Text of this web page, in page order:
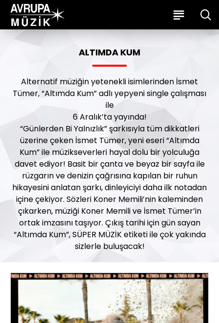
ALTIMDA KUM
Alternatif müziğin yetenekli isimlerinden İsmet
Tümer, “Altımda Kum” adlı yepyeni single çalışması
ile
6 Aralık’ta yayında!
“Günlerden Bi Yalnızlık” şarkısıyla tüm dikkatleri
üzerine çeken İsmet Tümer, yeni eseri “Altımda
Kum” ile müzikseverleri hayal dolu bir yolculuğa
davet ediyor! Basit bir çanta ve beyaz bir sayfa ile
rüzgarın ve denizin çağrısına kapılan bir ruhun
hikayesini anlatan şarkı, dinleyiciyi daha ilk notadan
içine çekiyor. Sözleri Koner Memili’nin kaleminden
çıkarken, müziği Koner Memili ve İsmet Tümer’in
ortak imzasını taşıyor. Çıkış tarihi için gün sayan
“Altımda Kum”, SÜPER MÜZİK etiketi ile çok yakında
sizlerle buluşacak!